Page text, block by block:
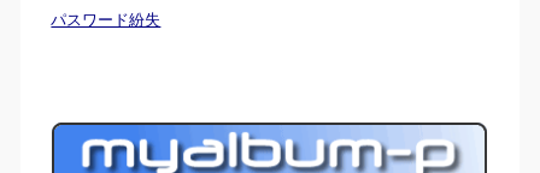
パスワード紛失